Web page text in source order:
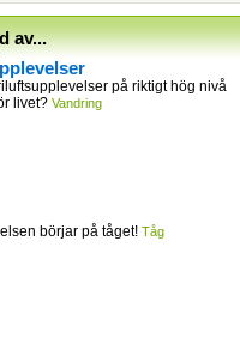
av...
på riktigt hög nivå
livet? Vandring
börjar på tåget! Tåg